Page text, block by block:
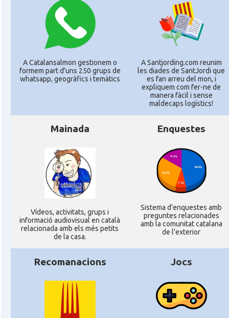
A Catalansalmon gestionem o
formem part d'uns 250 grups de
whatsapp, geogràfics i temàtics
A Santjording.com reunim
les diades de SantJordi que
es fan arreu del mon, i
expliquem com fer-ne de
manera fàcil i sense
maldecaps logí­stics!
Mainada
Ví­deos, activitats, grups i
informació audiovisual en català
relacionada amb els més petits
de la casa.
Enquestes
Sistema d'enquestes amb
preguntes relacionades
amb la comunitat catalana
de l'exterior
Recomanacions Jocs